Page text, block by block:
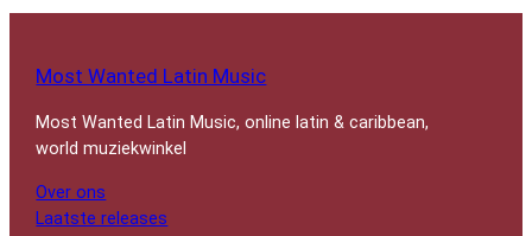
Most Wanted Latin Music
Most Wanted Latin Music, online latin & caribbean,
world muziekwinkel
Over ons
Laatste releases